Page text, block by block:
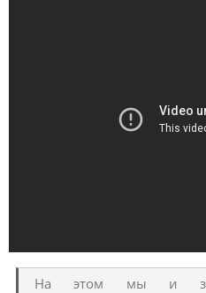
На этом мы и